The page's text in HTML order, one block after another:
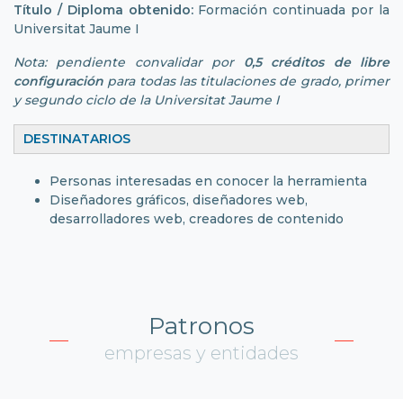
Título / Diploma obtenido:Formación continuada por la
Universitat Jaume I
Nota: pendiente convalidar por 0,5 créditos de libre
configuración para todas las titulaciones de grado, primer
y segundo ciclo de la Universitat Jaume I
DESTINATARIOS
Personas interesadas en conocer la herramienta
Diseñadores gráficos, diseñadores web,
desarrolladores web, creadores de contenido
Patronos
empresas y entidades